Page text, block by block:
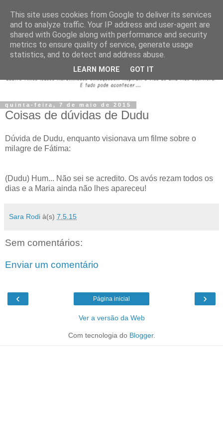
quinta-feira, 7 de maio de 2015
Coisas de dúvidas de Dudu
Dúvida de Dudu, enquanto visionava um filme sobre o
milagre de Fátima:
(Dudu) Hum... Não sei se acredito. Os avós rezam todos os
dias e a Maria ainda não lhes apareceu!
Sara Rodi à(s) 7.5.15
Sem comentários:
Enviar um comentário
‹ ›
Página inicial
Ver a versão da Web
Com tecnologia do Blogger.
This site uses cookies from Google to deliver its services
and to analyze traffic. Your IP address and user-agent are
shared with Google along with performance and security
metrics to ensure quality of service, generate usage
statistics, and to detect and address abuse.
LEARN MORE GOT IT